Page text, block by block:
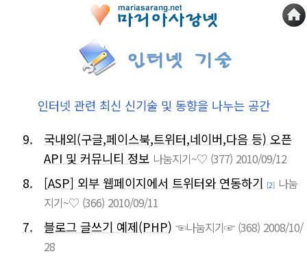
인터넷 관련 최신 신기술 및 동향을 나누는 공간
9.
국내외(구글,페이스북,트위터,네이버,다음 등) 오픈
API 및 커뮤니티 정보 나눔지기~♡ (377) 2010/09/12
8. [ASP] 외부 웹페이지에서 트위터와 연동하기 [2] 나눔
지기~♡ (366) 2010/09/11
7. 블로그 글쓰기 예제(PHP) ☜나눔지기☞ (368) 2008/10/
28